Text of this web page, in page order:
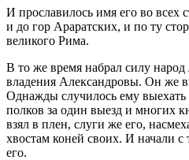
И прославилось имя его во всех
и до гор Араратских, и по ту
великого Рима.
В то же время набрал силу народ
владения Александровы. Он же
Однажды случилось ему выехать
полков за один выезд и многих
взял в плен, слуги же его,
хвостам коней своих. И начали с
его.